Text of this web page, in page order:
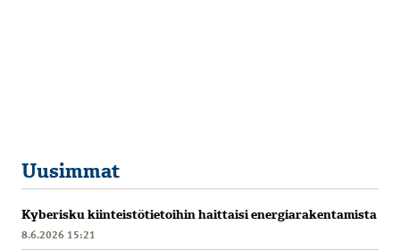
Uusimmat
Kyberisku kiinteistötietoihin haittaisi energiarakentamista
8.6.2026 15:21